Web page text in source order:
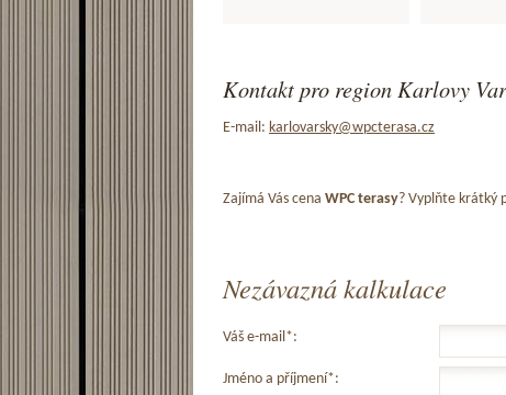
Kontakt pro region Karlovy
E-mail: karlovarsky@wpcterasa.cz
Zajímá Vás cena WPC terasy? Vyplňte krátký
Nezávazná kalkulace
Váš e-mail*:
Jméno a příjmení*: